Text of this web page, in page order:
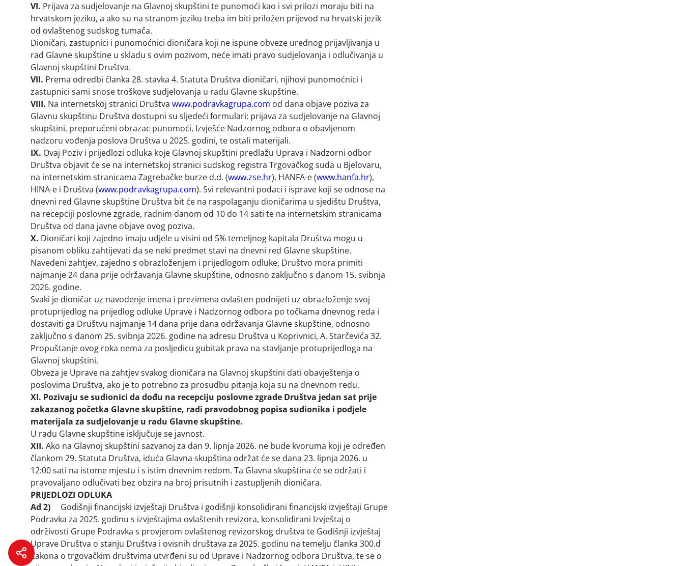
VI. Prijava za sudjelovanje na Glavnoj skupštini te punomoći kao i svi prilozi moraju biti na
hrvatskom jeziku, a ako su na stranom jeziku treba im biti priložen prijevod na hrvatski jezik
od ovlaštenog sudskog tumača.
Dioničari, zastupnici i punomoćnici dioničara koji ne ispune obveze urednog prijavljivanja u
rad Glavne skupštine u skladu s ovim pozivom, neće imati pravo sudjelovanja i odlučivanja u
Glavnoj skupštini Društva.
VII. Prema odredbi članka 28. stavka 4. Statuta Društva dioničari, njihovi punomoćnici i
zastupnici sami snose troškove sudjelovanja u radu Glavne skupštine.
VIII. Na internetskoj stranici Društva www.podravkagrupa.com od dana objave poziva za
Glavnu skupštinu Društva dostupni su sljedeći formulari: prijava za sudjelovanje na Glavnoj
skupštini, preporučeni obrazac punomoći, Izvješće Nadzornog odbora o obavljenom
nadzoru vođenja poslova Društva u 2025. godini, te ostali materijali.
IX. Ovaj Poziv i prijedlozi odluka koje Glavnoj skupštini predlažu Uprava i Nadzorni odbor
Društva objavit će se na internetskoj stranici sudskog registra Trgovačkog suda u Bjelovaru,
na internetskim stranicama Zagrebačke burze d.d. (www.zse.hr), HANFA-e (www.hanfa.hr),
HINA-e i Društva (www.podravkagrupa.com). Svi relevantni podaci i isprave koji se odnose na
dnevni red Glavne skupštine Društva bit će na raspolaganju dioničarima u sjedištu Društva,
na recepciji poslovne zgrade, radnim danom od 10 do 14 sati te na internetskim stranicama
Društva od dana javne objave ovog poziva.
X. Dioničari koji zajedno imaju udjele u visini od 5% temeljnog kapitala Društva mogu u
pisanom obliku zahtijevati da se neki predmet stavi na dnevni red Glavne skupštine.
Navedeni zahtjev, zajedno s obrazloženjem i prijedlogom odluke, Društvo mora primiti
najmanje 24 dana prije održavanja Glavne skupštine, odnosno zaključno s danom 15. svibnja
2026. godine.
Svaki je dioničar uz navođenje imena i prezimena ovlašten podnijeti uz obrazloženje svoj
protuprijedlog na prijedlog odluke Uprave i Nadzornog odbora po točkama dnevnog reda i
dostaviti ga Društvu najmanje 14 dana prije dana održavanja Glavne skupštine, odnosno
zaključno s danom 25. svibnja 2026. godine na adresu Društva u Koprivnici, A. Starčevića 32.
Propuštanje ovog roka nema za posljedicu gubitak prava na stavljanje protuprijedloga na
Glavnoj skupštini.
Obveza je Uprave na zahtjev svakog dioničara na Glavnoj skupštini dati obavještenja o
poslovima Društva, ako je to potrebno za prosudbu pitanja koja su na dnevnom redu.
XI. Pozivaju se sudionici da dođu na recepciju poslovne zgrade Društva jedan sat prije
zakazanog početka Glavne skupštine, radi pravodobnog popisa sudionika i podjele
materijala za sudjelovanje u radu Glavne skupštine.
U radu Glavne skupštine isključuje se javnost.
XII. Ako na Glavnoj skupštini sazvanoj za dan 9. lipnja 2026. ne bude kvoruma koji je određen
člankom 29. Statuta Društva, iduća Glavna skupština održat će se dana 23. lipnja 2026. u
12:00 sati na istome mjestu i s istim dnevnim redom. Ta Glavna skupština će se održati i
pravovaljano odlučivati bez obzira na broj prisutnih i zastupljenih dioničara.
PRIJEDLOZI ODLUKA
Ad 2)Godišnji financijski izvještaji Društva i godišnji konsolidirani financijski izvještaji Grupe
Podravka za 2025. godinu s izvještajima ovlaštenih revizora, konsolidirani Izvještaj o
održivosti Grupe Podravka s provjerom ovlaštenog revizorskog društva te Godišnji izvještaj
Uprave Društva o stanju Društva i ovisnih društava za 2025. godinu na temelju članka 300.d
Zakona o trgovačkim društvima utvrđeni su od Uprave i Nadzornog odbora Društva, te se o